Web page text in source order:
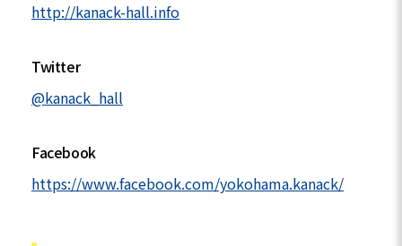
http://kanack-hall.info
Twitter
@kanack_hall
Facebook
https://www.facebook.com/yokohama.kanack/